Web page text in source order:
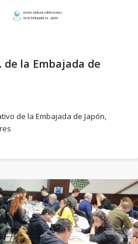
de la Embajada de
de la Embajada de Japón,